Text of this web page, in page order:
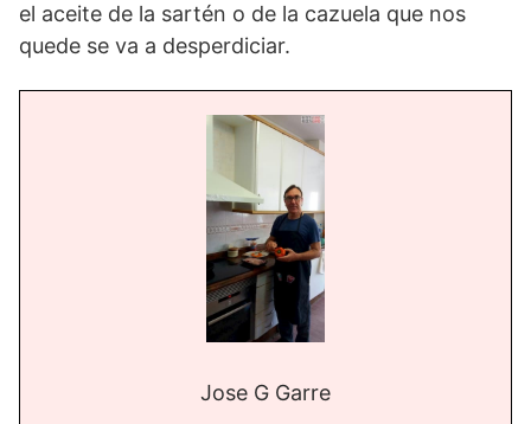
el aceite de la sartén o de la cazuela que nos
quede se va a desperdiciar.
Jose G Garre